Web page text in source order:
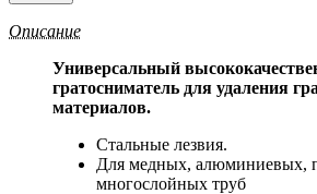
Описание
Универсальный
гратосниматель для удаления
материалов.
Стальные лезвия.
Для медных, алюминиевых,
многослойных труб